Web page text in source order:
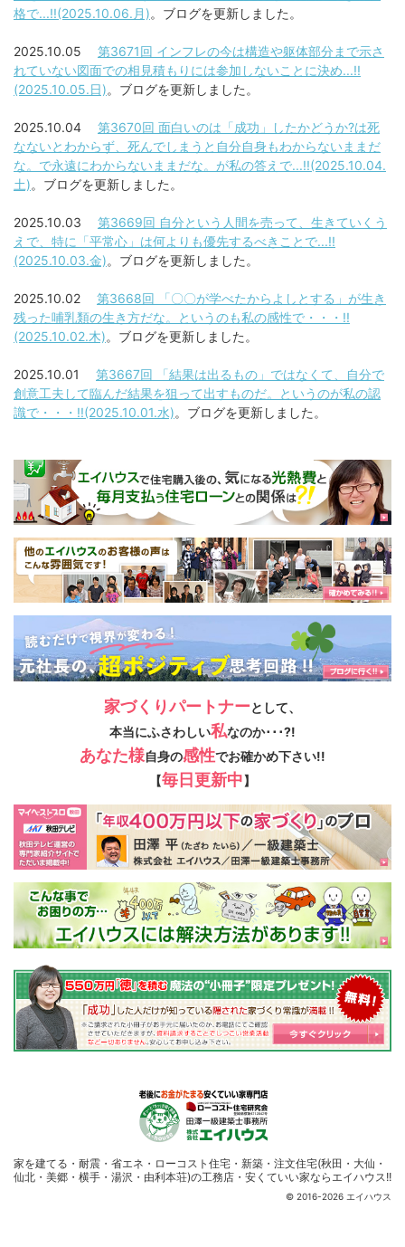
格で...!!(2025.10.06.月)。ブログを更新しました。
2025.10.05 第3671回 インフレの今は構造や躯体部分まで示さ
れていない図面での相見積もりには参加しないことに決め...!!
(2025.10.05.日)。ブログを更新しました。
2025.10.04 第3670回 面白いのは「成功」したかどうか?は死
なないとわからず、死んでしまうと自分自身もわからないままだ
な。で永遠にわからないままだな。が私の答えで...!!(2025.10.04.
土)。ブログを更新しました。
2025.10.03 第3669回 自分という人間を売って、生きていくう
えで、特に「平常心」は何よりも優先するべきことで...!!
(2025.10.03.金)。ブログを更新しました。
2025.10.02 第3668回 「〇〇が学べたからよしとする」が生き
残った哺乳類の生き方だな。というのも私の感性で・・・!!
(2025.10.02.木)。ブログを更新しました。
2025.10.01 第3667回 「結果は出るもの」ではなくて、自分で
創意工夫して臨んだ結果を狙って出すものだ。というのが私の認
識で・・・!!(2025.10.01.水)。ブログを更新しました。
家づくりパートナーとして、
本当にふさわしい私なのか･･･?!
あなた様自身の感性でお確かめ下さい!!
【毎日更新中】
© 2016-2026 エイハウス
家を建てる・耐震・省エネ・ローコスト住宅・ 新築・注文住宅(秋田・大仙・
仙北・美郷・横手・湯沢・由利本荘)の工務店・安くていい家ならエイハウス!!